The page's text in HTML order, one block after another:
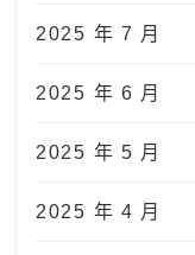
2025 年 7 月
2025 年 6 月
2025 年 5 月
2025 年 4 月